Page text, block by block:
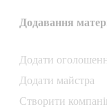
Додавання
Додати
Додати майстра
Створити